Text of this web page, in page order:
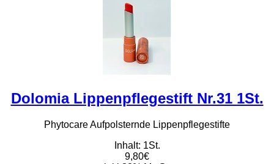
Dolomia Lippenpflegestift Nr.31 1St.
Phytocare Aufpolsternde Lippenpflegestifte
Inhalt: 1St.
9,80€